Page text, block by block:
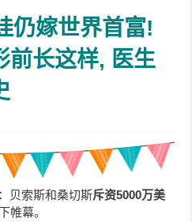
仍嫁世界首富!
前长这样, 医生
贝索斯和桑切斯斥资5000万美
帷幕。